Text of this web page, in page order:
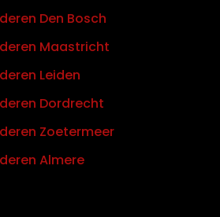
Den Bosch
Maastricht
Leiden
Dordrecht
Zoetermeer
Almere